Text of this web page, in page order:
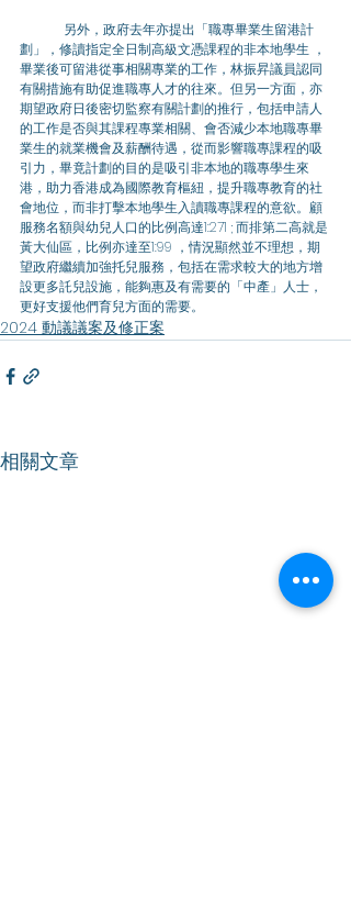
劃」，修讀指定全日制高級文憑課程的非本地學生 ，
畢業後可留港從事相關專業的工作，林振昇議員認同
有關措施有助促進職專人才的往來。但另一方面，亦
期望政府日後密切監察有關計劃的推行，包括申請人
的工作是否與其課程專業相關、會否減少本地職專畢
業生的就業機會及薪酬待遇，從而影響職專課程的吸
引力，畢竟計劃的目的是吸引非本地的職專學生來
港，助力香港成為國際教育樞紐，提升職專教育的社
會地位，而非打擊本地學生入讀職專課程的意欲。顧
服務名額與幼兒人口的比例高達1:271 ; 而排第二高就是
黃大仙區，比例亦達至1:99 ，情況顯然並不理想，期
望政府繼續加強托兒服務，包括在需求較大的地方增
設更多託兒設施，能夠惠及有需要的「中產」人士，
更好支援他們育兒方面的需要。
2024 動議議案及修正案
相關文章